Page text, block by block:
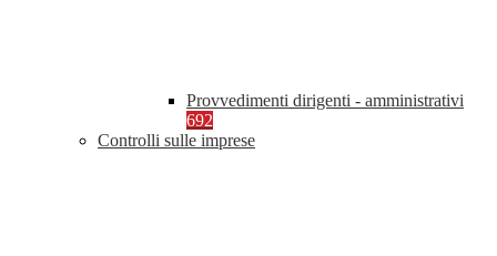
Provvedimenti dirigenti - amministrativi
692
Controlli sulle imprese